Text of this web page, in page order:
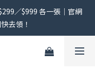
／$999 各一張｜官網
去領！
／$999 各一張｜官網
去領！
！ | 限當月使用完畢